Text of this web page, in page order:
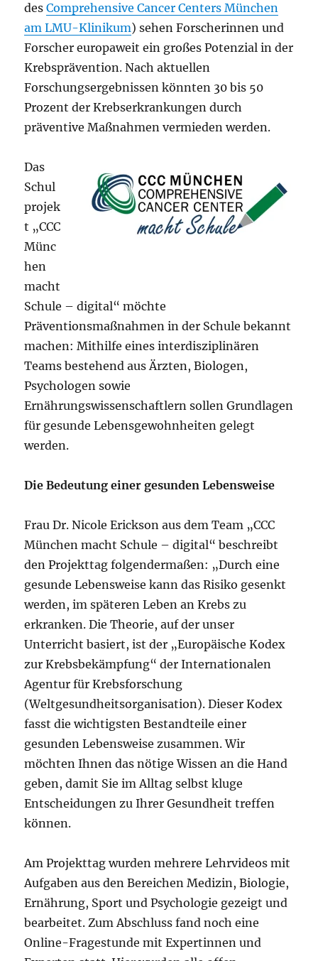
desComprehensive Cancer Centers München
am LMU-Klinikum) sehen Forscherinnen und
Forscher europaweit ein großes Potenzial in der
Krebsprävention. Nach aktuellen
Forschungsergebnissen könnten 30 bis 50
Prozent der Krebserkrankungen durch
präventive Maßnahmen vermieden werden.
Das
Schul
projek
t „CCC
Münc
hen
macht
Schule – digital“ möchte
Präventionsmaßnahmen in der Schule bekannt
machen: Mithilfe eines interdisziplinären
Teams bestehend aus Ärzten, Biologen,
Psychologen sowie
Ernährungswissenschaftlern sollen Grundlagen
für gesunde Lebensgewohnheiten gelegt
werden.
Die Bedeutung einer gesunden Lebensweise
Frau Dr. Nicole Erickson aus dem Team „CCC
München macht Schule – digital“ beschreibt
den Projekttag folgendermaßen: „Durch eine
gesunde Lebensweise kann das Risiko gesenkt
werden, im späteren Leben an Krebs zu
erkranken. Die Theorie, auf der unser
Unterricht basiert, ist der „Europäische Kodex
zur Krebsbekämpfung“ der Internationalen
Agentur für Krebsforschung
(Weltgesundheitsorganisation). Dieser Kodex
fasst die wichtigsten Bestandteile einer
gesunden Lebensweise zusammen. Wir
möchten Ihnen das nötige Wissen an die Hand
geben, damit Sie im Alltag selbst kluge
Entscheidungen zu Ihrer Gesundheit treffen
können.
Am Projekttag wurden mehrere Lehrvideos mit
Aufgaben aus den Bereichen Medizin, Biologie,
Ernährung, Sport und Psychologie gezeigt und
bearbeitet. Zum Abschluss fand noch eine
Online-Fragestunde mit Expertinnen und